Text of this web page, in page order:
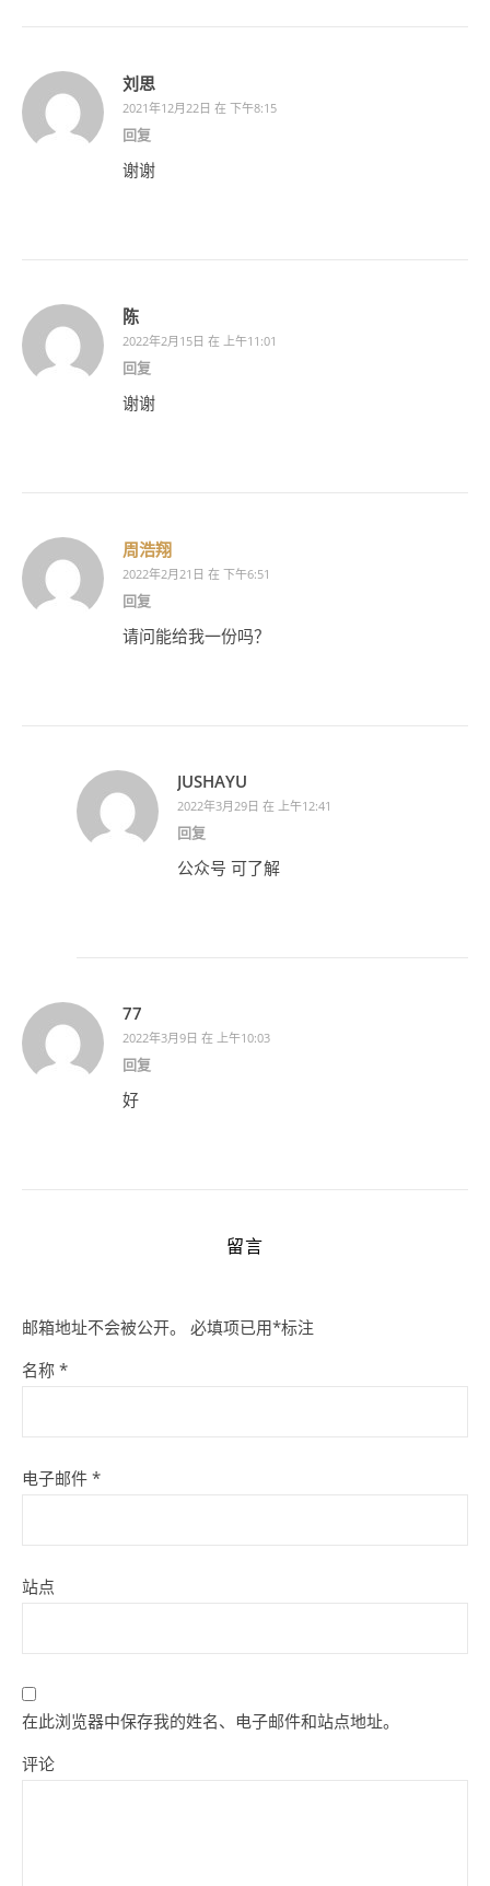
刘思
2021年12月22日 在 下午8:15
回复
谢谢
陈
2022年2月15日 在 上午11:01
回复
谢谢
周浩翔
2022年2月21日 在 下午6:51
回复
请问能给我一份吗？
JUSHAYU
2022年3月29日 在 上午12:41
回复
公众号 可了解
77
2022年3月9日 在 上午10:03
回复
好
留言
邮箱地址不会被公开。 必填项已用*标注
名称 *
电子邮件 *
站点
在此浏览器中保存我的姓名、电子邮件和站点地址。
评论